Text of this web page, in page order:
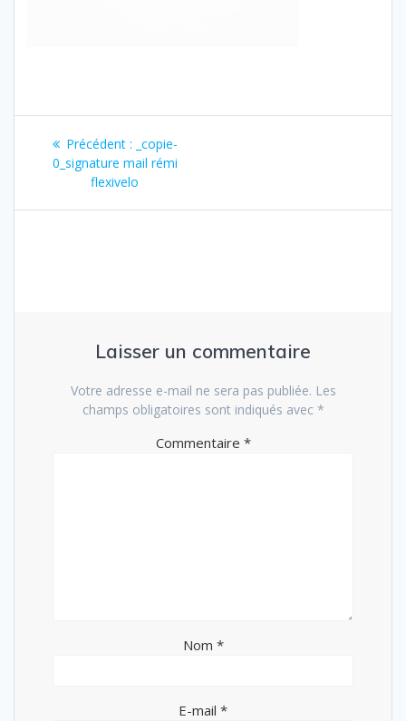
Navigation
l’article
Précédent : Article
précédent
:
_copie-
0_signature mail rémi
flexivelo
Laisser un commentaire
Votre adresse e-mail ne sera pas publiée. Les
champs obligatoires sont indiqués avec *
Commentaire *
Nom *
E-mail *